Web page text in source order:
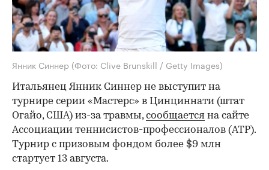
Янник Синнер (Фото: Clive Brunskill / Getty Images)
Итальянец Янник Синнер не выступит на
турнире серии «Мастерс» в Цинциннати (штат
Огайо, США) из-за травмы,сообщается на сайте
Ассоциации теннисистов-профессионалов (ATP).
Турнир с призовым фондом более $9 млн
стартует 13 августа.